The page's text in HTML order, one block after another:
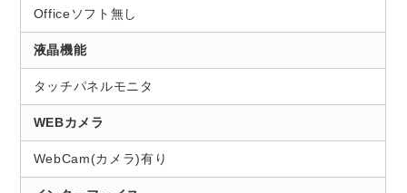
Officeソフト無し
液晶機能
タッチパネルモニタ
WEBカメラ
WebCam(カメラ)有り